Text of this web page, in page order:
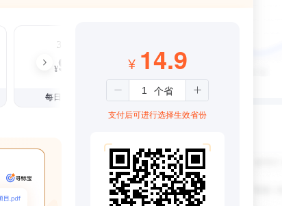
3个月
¥99
每日仅1.08元
¥ 14.9
支付后可进行选择生效省份